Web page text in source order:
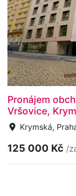
Pronájem
Vršovice,
Krymská,
125 000 Kč /